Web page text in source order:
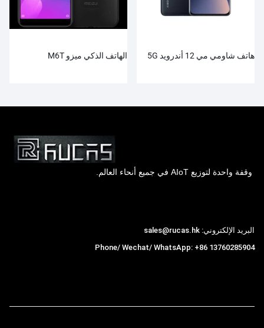
هاتف شاومي مي 12 أندرويد 5G الهاتف الذكي ميزو M6T
وقفة واحدة لتوزيع AIoT في جميع أنحاء العالم.
البريد الإلكتروني: sales@rucas.hk
Phone/ Wechat/ WhatsApp: +86 13760285904